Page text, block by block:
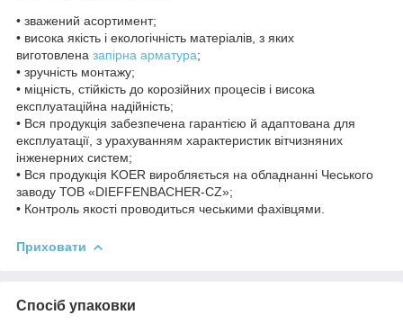
• зважений асортимент;
• висока якість і екологічність матеріалів, з яких
виготовлена запірна арматура;
• зручність монтажу;
• міцність, стійкість до корозійних процесів і висока
експлуатаційна надійність;
• Вся продукція забезпечена гарантією й адаптована для
експлуатації, з урахуванням характеристик вітчизняних
інженерних систем;
• Вся продукція KOER виробляється на обладнанні Чеського
заводу ТОВ «DIEFFENBACHER-CZ»;
• Контроль якості проводиться чеськими фахівцями.
Приховати
Спосіб упаковки